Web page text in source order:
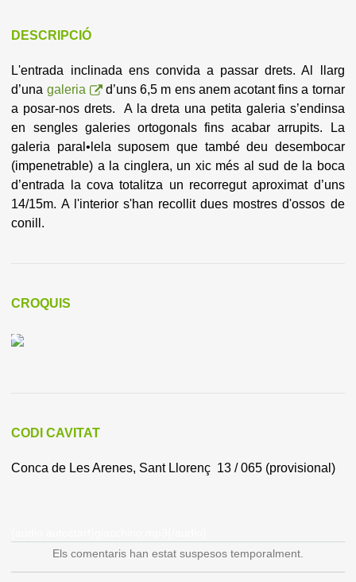
DESCRIPCIÓ
L'entrada inclinada ens convida a passar drets. Al llarg
d’una galeria
d’uns 6,5 m ens anem acotant fins a tornar
a posar-nos drets. A la dreta una petita galeria s’endinsa
en sengles galeries ortogonals fins acabar arrupits. La
galeria paral•lela suposem que també deu desembocar
(impenetrable) a la cinglera, un xic més al sud de la boca
d’entrada la cova totalitza un recorregut aproximat d’uns
14/15m. A l'interior s'han recollit dues mostres d'ossos de
conill.
CROQUIS
CODI CAVITAT
Conca de Les Arenes, Sant Llorenç 13 / 065 (provisional)
Els comentaris han estat suspesos temporalment.